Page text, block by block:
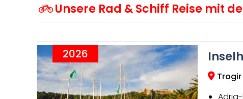
Unsere Rad & Schiff Reise mit
2026